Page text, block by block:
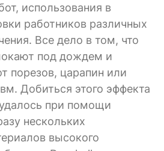
использования в
работников различных
Все дело в том, что
под дождем и
порезов, царапин или
Добиться этого эффекта
при помощи
нескольких
высокого